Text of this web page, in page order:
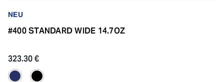
NEU
#400 STANDARD WIDE 14.7OZ
323.30 €